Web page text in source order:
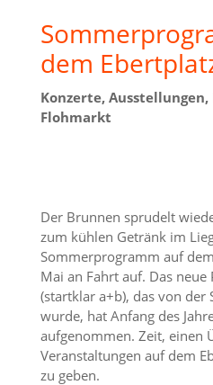
dem
Konzerte,
Flohmarkt
Der Brunnen sprudelt
zum kühlen Getränk im
Sommerprogramm auf
Mai an Fahrt auf. Das neue
(startklar a+b), das von der
wurde, hat Anfang des
aufgenommen. Zeit, einen
Veranstaltungen auf dem
zu geben.